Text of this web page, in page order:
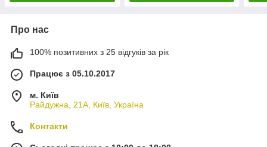
Про нас
100% позитивних з 25 відгуків за рік
Працює з 05.10.2017
м. Київ
Райдужна, 21А, Київ, Україна
Контакти